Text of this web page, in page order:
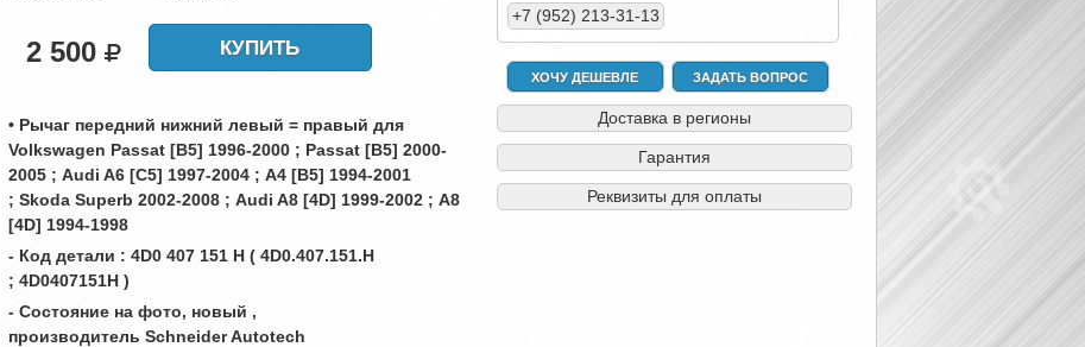
2 500 КУПИТЬ
• Рычаг передний нижний левый = правый для
Volkswagen Passat [B5] 1996-2000 ; Passat [B5] 2000-
2005 ; Audi A6 [C5] 1997-2004 ; A4 [B5] 1994-2001
; Skoda Superb 2002-2008 ; Audi A8 [4D] 1999-2002 ; A8
[4D] 1994-1998
- Код детали : 4D0 407 151 H ( 4D0.407.151.H
; 4D0407151H )
- Состояние на фото, новый ,
производитель Schneider Autotech
+7 (952) 213-31-13
ХОЧУ ДЕШЕВЛЕ ЗАДАТЬ ВОПРОС
Доставка в регионы
Гарантия
Реквизиты для оплаты